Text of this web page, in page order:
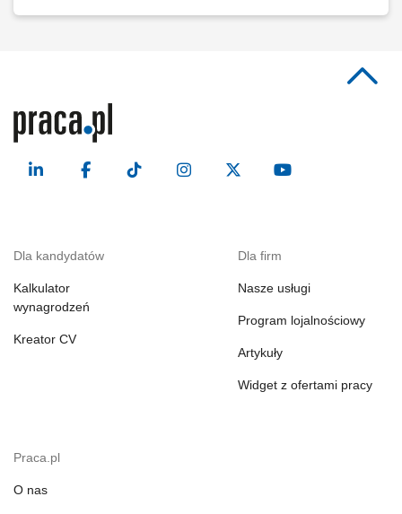
Dla kandydatów
Kalkulator
wynagrodzeń
Kreator CV
Dla firm
Nasze usługi
Program lojalnościowy
Artykuły
Widget z ofertami pracy
Praca.pl
O nas